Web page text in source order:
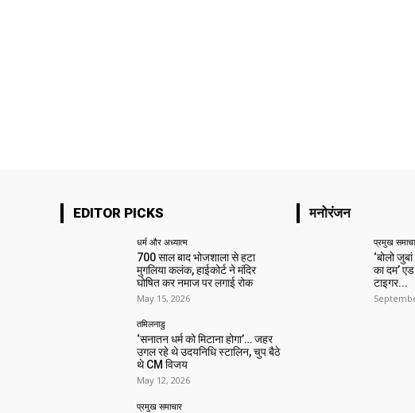
EDITOR PICKS
धर्म और अध्यात्म
700 साल बाद भोजशाला से हटा
मुगलिया कलंक, हाईकोर्ट ने मंदिर
घोषित कर नमाज पर लगाई रोक
May 15, 2026
तमिलनाडु
‘सनातन धर्म को मिटाना होगा’… जहर
उगल रहे थे उदयनिधि स्टालिन, चुप बैठे
थे CM विजय
May 12, 2026
प्रमुख समाचार‎
मनोरंजन
प्रमुख
‘बोलो
का दम’
टाइगर...